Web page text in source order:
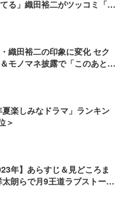
る」織田裕二がツッコミ「公
織田裕二の印象に変化 セク
モノマネ披露で「このあとち
楽しみなドラマ」ランキン
＞
年】あらすじ＆見どころま
朗らで月9王道ラブストーリ